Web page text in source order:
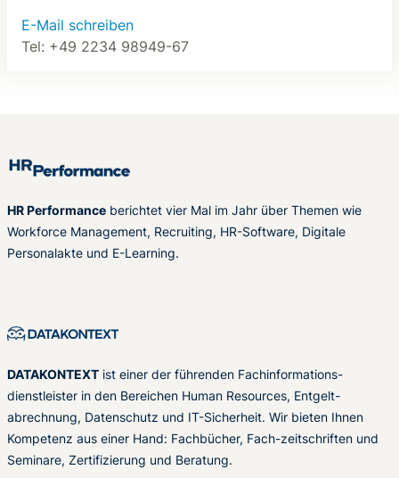
E-Mail schreiben
Tel: +49 2234 98949-67
HR Performance berichtet vier Mal im Jahr über Themen wie
Workforce Management, Recruiting, HR-Software, Digitale
Personalakte und E-Learning.
DATAKONTEXT ist einer der führenden Fachinformations-
dienstleister in den Bereichen Human Resources, Entgelt-
abrechnung, Datenschutz und IT-Sicherheit. Wir bieten Ihnen
Kompetenz aus einer Hand: Fachbücher, Fach-zeitschriften und
Seminare, Zertifizierung und Beratung.